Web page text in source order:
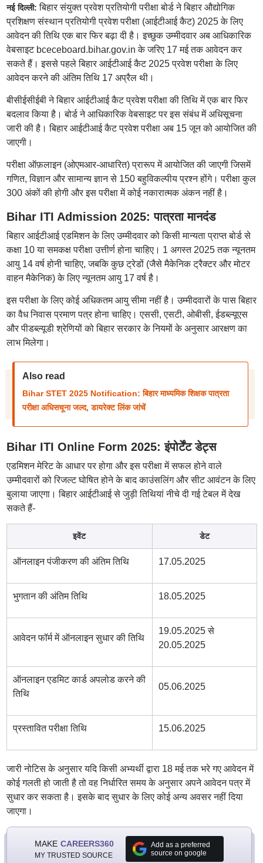
नई दिल्ली: बिहार संयुक्त प्रवेश प्रतियोगी परीक्षा बोर्ड ने बिहार औद्योगिक
प्रशिक्षण संस्थान प्रतियोगी प्रवेश परीक्षा (आईटीआई कैट) 2025 के लिए
आवेदन की तिथि एक बार फिर बढ़ा दी है। इच्छुक उम्मीदवार अब आधिकारिक
वेबसाइट bceceboard.bihar.gov.in के जरिए 17 मई तक आवेदन कर
सकते हैं। इससे पहले बिहार आईटीआई कैट 2025 प्रवेश परीक्षा के लिए
आवेदन करने की अंतिम तिथि 17 अप्रैल थी।
बीसीईसीईबी ने बिहार आईटीआई कैट प्रवेश परीक्षा की तिथि में एक बार फिर
बदलाव किया है। बोर्ड ने आधिकारिक वेबसाइट पर इस संबंध में अधिसूचना
जारी की है। बिहार आईटीआई कैट प्रवेश परीक्षा अब 15 जून को आयोजित की
जाएगी।
परीक्षा ऑफ़लाइन (ओएमआर-आधारित) प्रारूप में आयोजित की जाएगी जिसमें
गणित, विज्ञान और सामान्य ज्ञान से 150 बहुविकल्पीय प्रश्न होंगे। परीक्षा कुल
300 अंकों की होगी और इस परीक्षा में कोई नकारात्मक अंकन नहीं है।
Bihar ITI Admission 2025: पात्रता मानदंड
बिहार आईटीआई एडमिशन के लिए उम्मीदवार को किसी मान्यता प्राप्त बोर्ड से
कक्षा 10 या समकक्ष परीक्षा उत्तीर्ण होना चाहिए। 1 अगस्त 2025 तक न्यूनतम
आयु 14 वर्ष होनी चाहिए, जबकि कुछ ट्रेडों (जैसे मैकेनिक ट्रैक्टर और मोटर
वाहन मैकेनिक) के लिए न्यूनतम आयु 17 वर्ष है।
इस परीक्षा के लिए कोई अधिकतम आयु सीमा नहीं है। उम्मीदवारों के पास बिहार
का वैध निवास प्रमाण पत्र होना चाहिए। एससी, एसटी, ओबीसी, ईडब्ल्यूएस
और पीडब्ल्यूडी श्रेणियों को बिहार सरकार के नियमों के अनुसार आरक्षण का
लाभ मिलेगा।
Also read
Bihar STET 2025 Notification: बिहार माध्यमिक शिक्षक पात्रता
परीक्षा अधिसचूना जल्द, डायरेक्ट लिंक जांचें
Bihar ITI Online Form 2025: इंपोर्टेंट डेट्स
एडमिशन मेरिट के आधार पर होगा और इस परीक्षा में सफल होने वाले
उम्मीदवारों को रिजल्ट घोषित होने के बाद काउंसलिंग और सीट आवंटन के लिए
बुलाया जाएगा। बिहार आईटीआई से जुड़ी तिथियां नीचे दी गई टेबल में देख
सकते हैं-
इवेंट डेट
ऑनलाइन पंजीकरण की अंतिम तिथि 17.05.2025
भुगतान की अंतिम तिथि 18.05.2025
आवेदन फॉर्म में ऑनलाइन सुधार की तिथि
19.05.2025 से
20.05.2025
ऑनलाइन एडमिट कार्ड अपलोड करने की
तिथि
05.06.2025
प्रस्तावित परीक्षा तिथि 15.06.2025
जारी नोटिस के अनुसार यदि किसी अभ्यर्थी द्वारा 18 मई तक भरे गए आवेदन में
कोई गलती हो जाती है तो वह निर्धारित समय के अनुसार अपने आवेदन पत्र में
सुधार कर सकता है। इसके बाद सुधार के लिए कोई अन्य अवसर नहीं दिया
जाएगा।
MAKE CAREERS360
MY TRUSTED SOURCE
Add as a preferred
source on google